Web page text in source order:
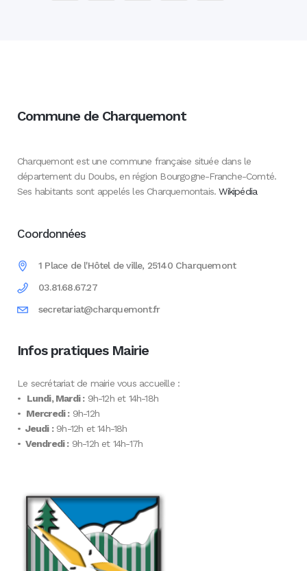
Commune de Charquemont
Charquemont est une commune française située dans le
département du Doubs, en région Bourgogne-Franche-Comté.
Ses habitants sont appelés les Charquemontais.Wikipédia
Coordonnées
1 Place de l'Hôtel de ville, 25140 Charquemont
03.81.68.67.27
secretariat@charquemont.fr
Infos pratiques Mairie
Le secrétariat de mairie vous accueille :
• Lundi, Mardi :9h-12h et 14h-18h
• Mercredi :9h-12h
• Jeudi :9h-12h et 14h-18h
• Vendredi :9h-12h et 14h-17h